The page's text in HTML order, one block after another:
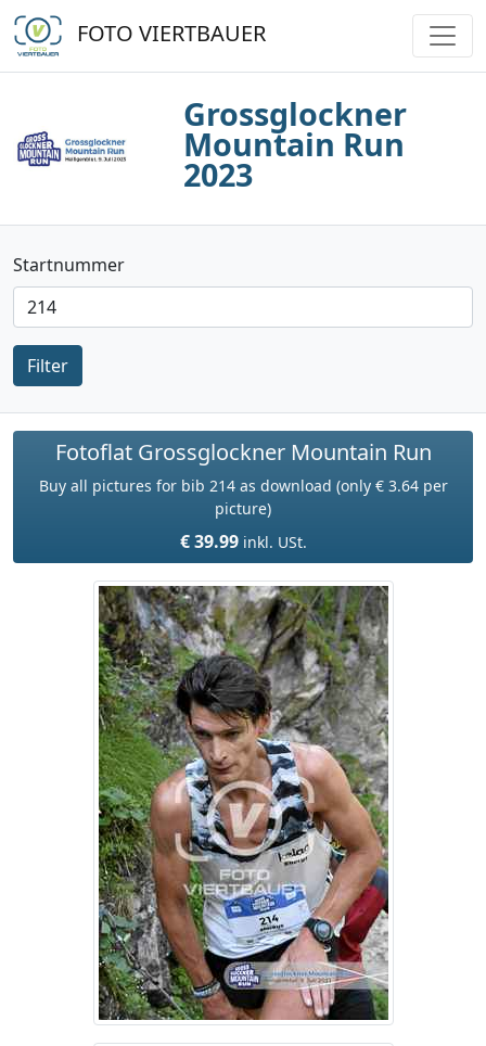
FOTO VIERTBAUER
Grossglockner
Mountain Run
2023
Startnummer
Filter
Fotoflat Grossglockner Mountain Run
Buy all pictures for bib 214 as download (only € 3.64 per
picture)
€ 39.99 inkl. USt.